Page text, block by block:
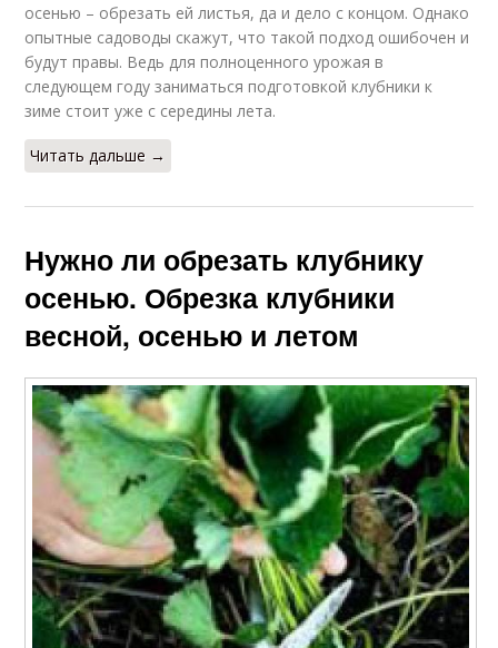
осенью – обрезать ей листья, да и дело с концом. Однако
опытные садоводы скажут, что такой подход ошибочен и
будут правы. Ведь для полноценного урожая в
следующем году заниматься подготовкой клубники к
зиме стоит уже с середины лета.
Читать дальше →
Нужно ли обрезать клубнику
осенью. Обрезка клубники
весной, осенью и летом